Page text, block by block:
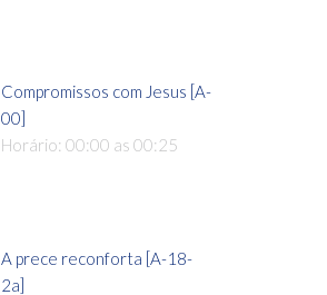
Compromissos com Jesus [A-
00]
Horário: 00:00 as 00:25
A prece reconforta [A-18-
2a]